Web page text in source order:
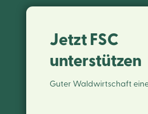
Jetzt FSC
unterstützen
Guter Waldwirtschaft